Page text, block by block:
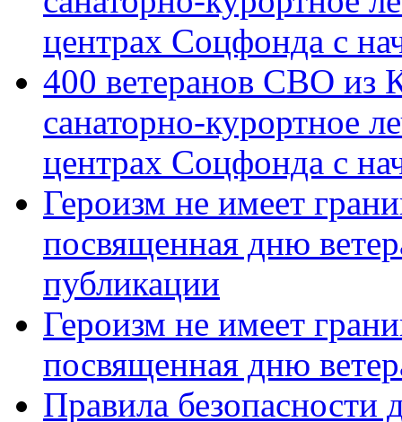
центрах Соцфонда с
400 ветеранов СВО из
санаторно-курортное
центрах Соцфонда с
Героизм не имеет
посвященная дню
публикации
Героизм не имеет
посвященная дню
Правила безопасности